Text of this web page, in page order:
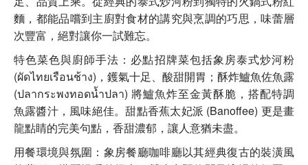
麵，都能品嚐到主廚對食材的講究與烹調的巧思，味蕾層
次豐富，絕對讓你一試難忘。
特色菜色與廚師手法：必點招牌菜包括象房泰式炒河粉
(ผัดไทยเรือนช้าง)，鑊氣十足、酸甜開胃；酥炸鱸魚佐魚露
(ปลากระพงทอดน้ำปลา) 將鱸魚炸至金黃酥脆，搭配特調
魚露醬汁，風味絕佳。甜點香蕉太妃派 (Banoffee) 更是畫
龍點睛的完美句點，香甜濃郁，讓人意猶未盡。
用餐環境與氛圍：象房餐廳咖啡廳以其經典復古的裝潢風